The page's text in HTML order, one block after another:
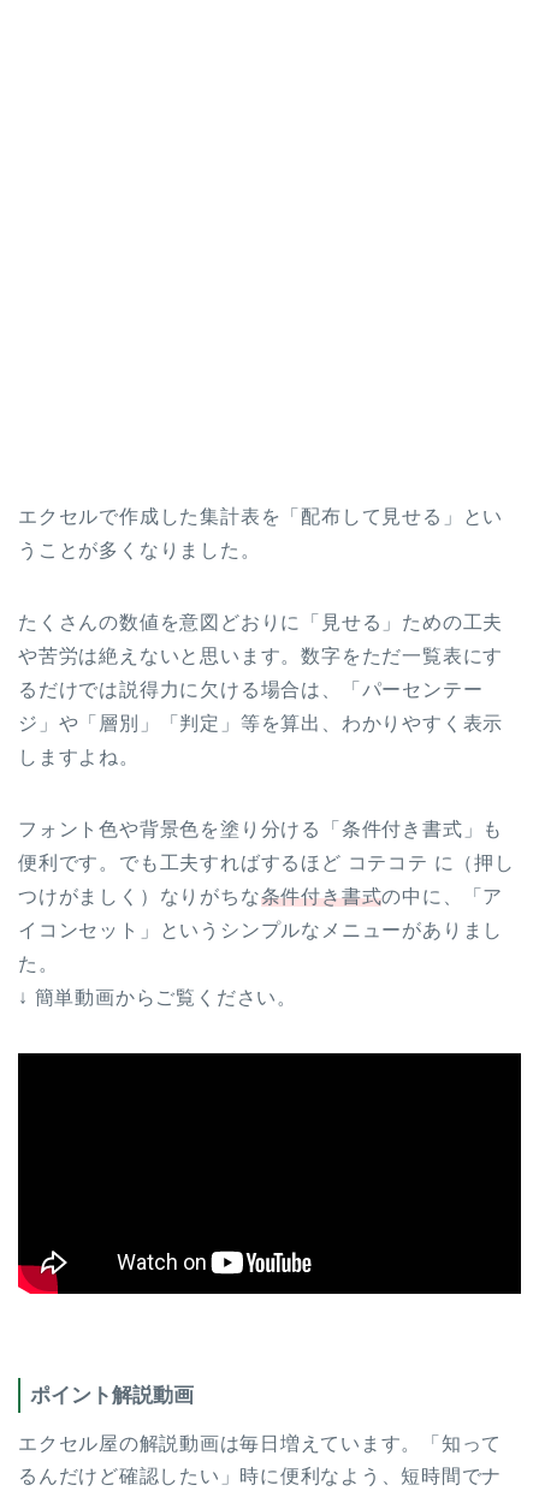
エクセルで作成した集計表を「配布して見せる」とい
うことが多くなりました。
たくさんの数値を意図どおりに「見せる」ための工夫
や苦労は絶えないと思います。数字をただ一覧表にす
るだけでは説得力に欠ける場合は、「パーセンテー
ジ」や「層別」「判定」等を算出、わかりやすく表示
しますよね。
フォント色や背景色を塗り分ける「条件付き書式」も
便利です。でも工夫すればするほど コテコテ に（押し
つけがましく）なりがちな条件付き書式の中に、「ア
イコンセット」というシンプルなメニューがありまし
た。
↓ 簡単動画からご覧ください。
ポイント解説動画
エクセル屋の解説動画は毎日増えています。「知って
るんだけど確認したい」時に便利なよう、短時間でナ